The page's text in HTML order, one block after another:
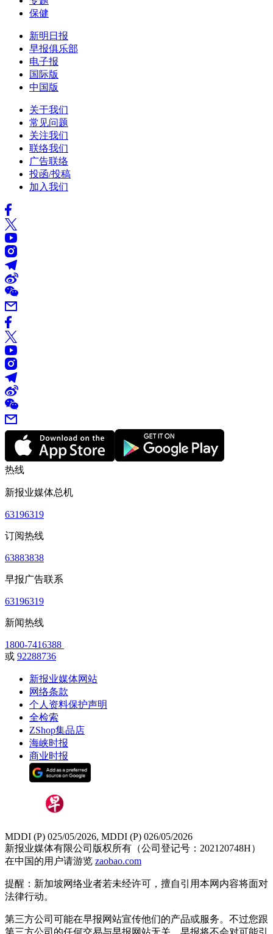
保健
新明日报
早报俱乐部
电子报
国际版
中国版
关于我们
常见问题
关注我们
联络我们
广告联络
投函/投稿
加入我们
热线
新报业媒体总机
63196319
订阅热线
63883838
早报广告联系
63196319
新闻热线
1800-7416388
或 92288736
新报业媒体网站
网络条款
个人资料保护声明
全检索
ZShop集品店
海峡时报
商业时报
MDDI (P) 025/05/2026, MDDI (P) 026/05/2026
新报业媒体有限公司版权所有（公司登记号：202120748H）
在中国的用户请游览 zaobao.com
提醒：新加坡网络业者若未经许可，擅自引用本网内容将面对
法律行动。
第三方公司可能在早报网站宣传他们的产品或服务。不过您跟
第三方公司的任何交易与早报网站无关，早报将不会对可能引